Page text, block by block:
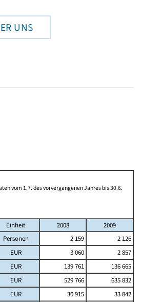
UNS
vom 1.7. des vorvergangenen Jahres bis 30.6.
Einheit 2008
2009
Personen 2 159
2 126
EUR 3 060
2 857
EUR 139 761
136 665
EUR 529 766
635 832
EUR 30 915
33 842